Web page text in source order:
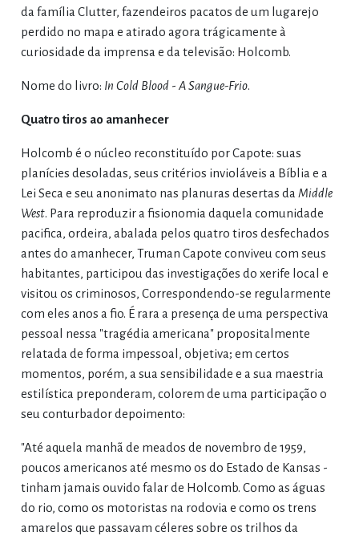
da família Clutter, fazendeiros pacatos de um lugarejo
perdido no mapa e atirado agora trágicamente à
curiosidade da imprensa e da televisão: Holcomb.
Nome do livro: In Cold Blood- A Sangue-Frio.
Quatro tiros ao amanhecer
Holcomb é o núcleo reconstituído por Capote: suas
planícies desoladas, seus critérios invioláveis a Bíblia e a
Lei Seca e seu anonimato nas planuras desertas da Middle
West. Para reproduzir a fisionomia daquela comunidade
pacifica, ordeira, abalada pelos quatro tiros desfechados
antes do amanhecer, Truman Capote conviveu com seus
habitantes, participou das investigações do xerife local e
visitou os criminosos, Correspondendo-se regularmente
com eles anos a fio. É rara a presença de uma perspectiva
pessoal nessa "tragédia americana" propositalmente
relatada de forma impessoal, objetiva; em certos
momentos, porém, a sua sensibilidade e a sua maestria
estilística preponderam, colorem de uma participação o
seu conturbador depoimento:
"Até aquela manhã de meados de novembro de 1959,
poucos americanos até mesmo os do Estado de Kansas -
tinham jamais ouvido falar de Holcomb. Como as águas
do rio, como os motoristas na rodovia e como os trens
amarelos que passavam céleres sobre os trilhos da